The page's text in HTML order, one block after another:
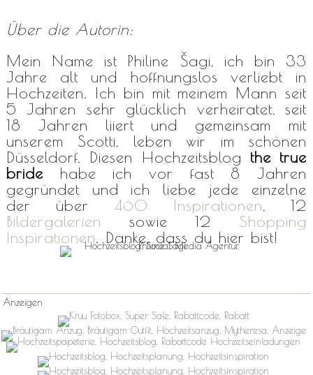
Über die Autorin:
Mein Name ist Philine Šagi, ich bin 33
Jahre alt und hoffnungslos verliebt in
Hochzeiten. Ich bin mit meinem Mann seit
5 Jahren sehr glücklich verheiratet, seit
18 Jahren liiert und gemeinsam mit
unserem Scotti, leben wir im schönen
Düsseldorf. Diesen Hochzeitsblog the true
bride habe ich vor fast 8 Jahren
gegründet und ich liebe jede einzelne
der über 460 Inspirationen, 12
Bildergalerien sowie 12 Shopping
Inspirationen. Danke, dass du hier bist!
Anzeigen